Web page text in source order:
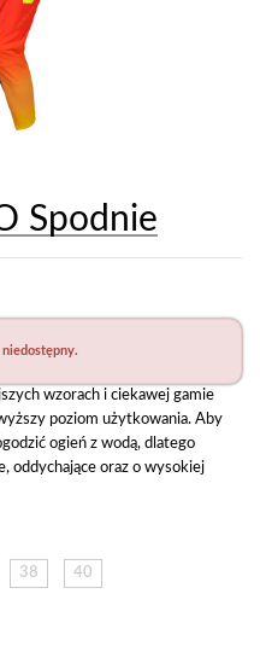
Spodnie
wzorach i ciekawej gamie
poziom użytkowania. Aby
ogień z wodą, dlatego
oddychające oraz o wysokiej
38 40